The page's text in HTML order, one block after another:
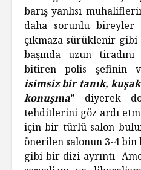
barış yanlısı
daha sorunlu bireyler
çıkmaza sürüklenir
başında uzun
bitiren polis şefinin
isimsiz bir tanık,
konuşma” diyerek
tehditlerini göz ardı
için bir türlü salon
önerilen salonun 3-4 bin
gibi bir dizi ayrıntı